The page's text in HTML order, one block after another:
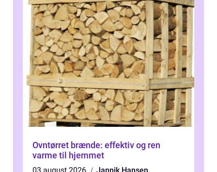
Ovntørret brænde: effektiv og ren
varme til hjemmet